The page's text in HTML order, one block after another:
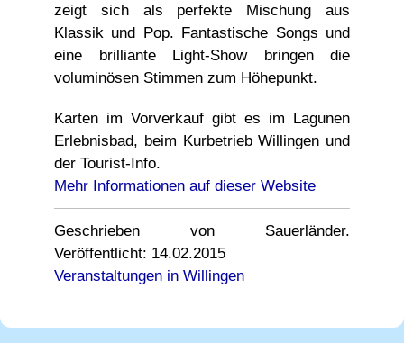
zeigt sich als perfekte Mischung aus
Klassik und Pop. Fantastische Songs und
eine brilliante Light-Show bringen die
voluminösen Stimmen zum Höhepunkt.
Karten im Vorverkauf gibt es im Lagunen
Erlebnisbad, beim Kurbetrieb Willingen und
der Tourist-Info.
Mehr Informationen auf dieser Website
Geschrieben von Sauerländer.
Veröffentlicht: 14.02.2015
Veranstaltungen in Willingen